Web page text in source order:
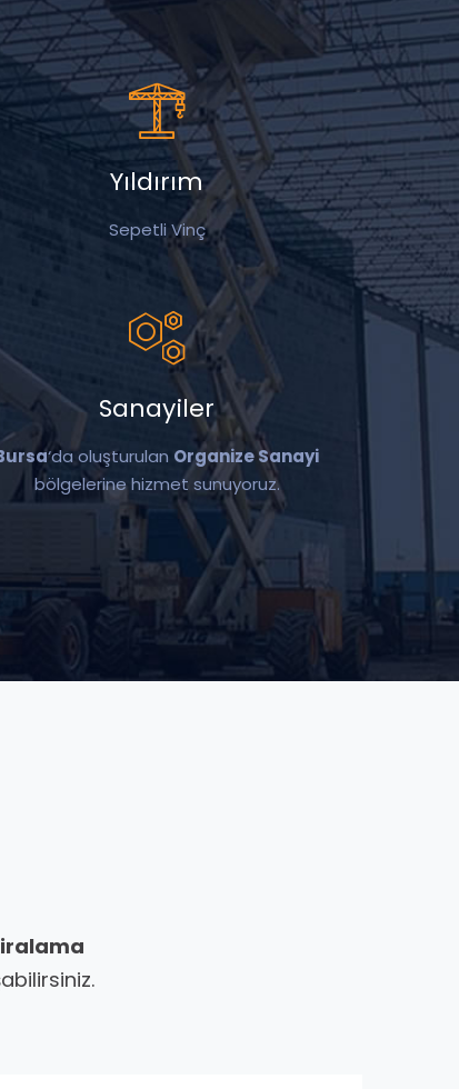
Yıldırım
Sepetli Vinç
Sanayiler
‘da oluşturulan Organize Sanayi
bölgelerine hizmet sunuyoruz.